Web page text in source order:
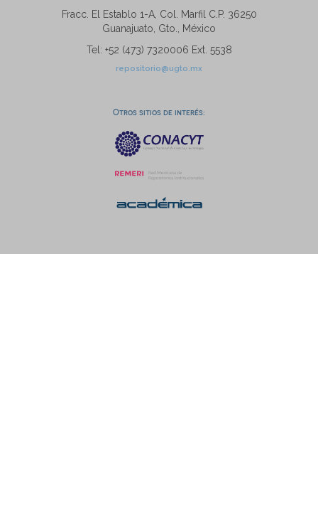
Fracc. El Establo 1-A, Col. Marfil C.P. 36250
Guanajuato, Gto., México
Tel: +52 (473) 7320006 Ext. 5538
repositorio@ugto.mx
Otros sitios de interés: